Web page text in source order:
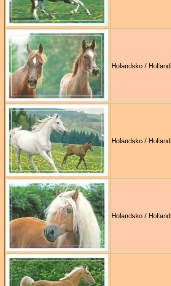
Holandsko / Holland
Holandsko / Holland
Holandsko / Holland